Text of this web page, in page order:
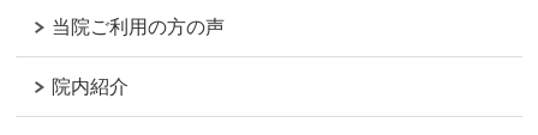
当院ご利用の方の声
院内紹介